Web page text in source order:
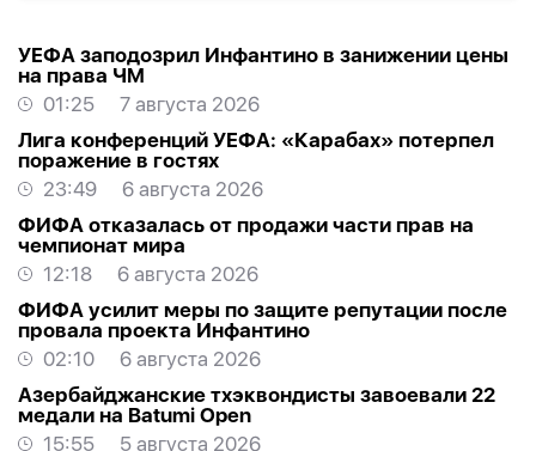
УЕФА заподозрил Инфантино в занижении цены
на права ЧМ
01:25
7 августа 2026
Лига конференций УЕФА: «Карабах» потерпел
поражение в гостях
23:49
6 августа 2026
ФИФА отказалась от продажи части прав на
чемпионат мира
12:18
6 августа 2026
ФИФА усилит меры по защите репутации после
провала проекта Инфантино
02:10
6 августа 2026
Азербайджанские тхэквондисты завоевали 22
медали на Batumi Open
15:55
5 августа 2026